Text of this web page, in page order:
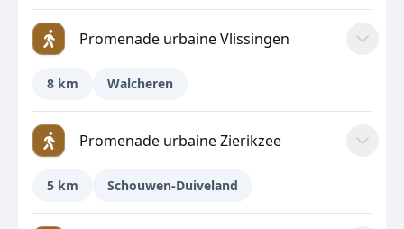
Promenade urbaine Vlissingen
8 km Walcheren
Promenade urbaine Zierikzee
5 km Schouwen-Duiveland